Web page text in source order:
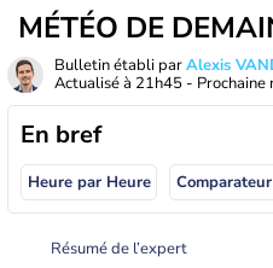
MÉTÉO DE
Bulletin établi parAlexis
Actualisé à 21h45 - Prochaine
En bref
Heure par Heure
Résumé de l’expert